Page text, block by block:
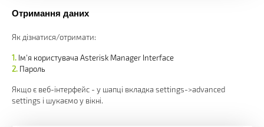
Отримання даних
Як дізнатися/отримати:
Ім'я користувача Asterisk Manager Interface
Пароль
Якщо є веб-інтерфейс - у шапці вкладка settings->advanced
settings і шукаємо у вікні.